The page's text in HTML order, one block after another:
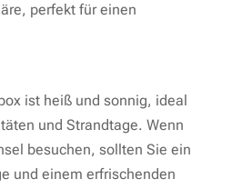
perfekt für einen
ist heiß und sonnig, ideal
und Strandtage. Wenn
besuchen, sollten Sie ein
und einem erfrischenden